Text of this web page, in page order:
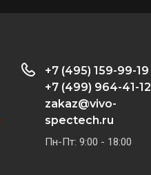
+7 (495) 159-99-19
+7 (499) 964-41-12
zakaz@vivo-
spectech.ru
Пн-Пт: 9:00 - 18:00